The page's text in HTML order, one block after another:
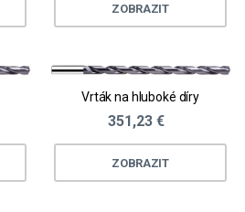
ZOBRAZIT
Vrták na hluboké díry
351,23 €
ZOBRAZIT